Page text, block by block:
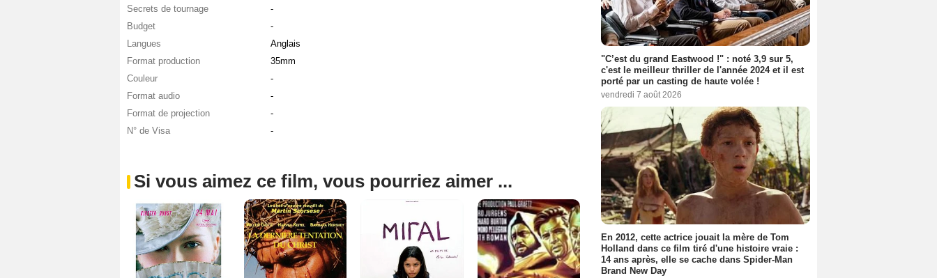
Secrets de tournage
-
Budget
-
Langues
Anglais
Format production
35mm
Couleur
-
Format audio
-
Format de projection
-
N° de Visa
-
Si vous aimez ce film, vous pourriez aimer ...
"C’est du grand Eastwood !" : noté 3,9 sur 5,
c'est le meilleur thriller de l'année 2024 et il est
porté par un casting de haute volée !
vendredi 7 août 2026
En 2012, cette actrice jouait la mère de Tom
Holland dans ce film tiré d'une histoire vraie :
14 ans après, elle se cache dans Spider-Man
Brand New Day